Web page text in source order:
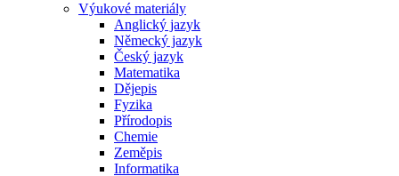
Výukové materiály
Anglický jazyk
Německý jazyk
Český jazyk
Matematika
Dějepis
Fyzika
Přírodopis
Chemie
Zeměpis
Informatika